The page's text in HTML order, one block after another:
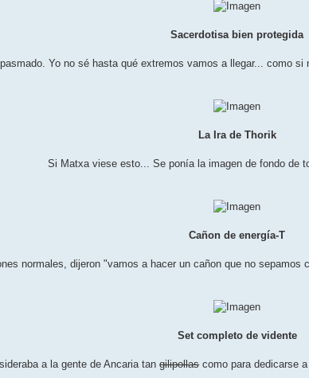
Sacerdotisa bien protegida
Yo no sé hasta qué extremos vamos a llegar... como
La Ira de Thorik
Si Matxa viese esto... Se ponía la imagen de fondo de
Cañon de energía-T
normales, dijeron "vamos a hacer un cañon que no
Set completo de vidente
a la gente de Ancaria tangilipollascomo para dedicarse